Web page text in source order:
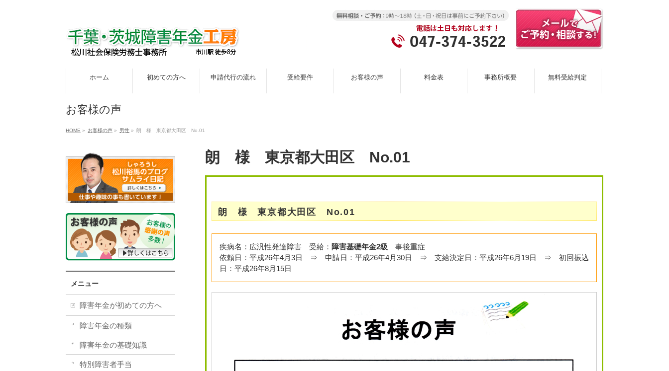
ホーム 初めての方へ 申請代行の流れ 受給要件 お客様の声 料金表 事務所概要 無料受給判定
お客様の声
HOME » お客様の声 » 男性 » 朗 様 東京都大田区 No.01
朗 様 東京都大田区 No.01
朗 様 東京都大田区 No.01
疾病名：広汎性発達障害 受給： 障害基礎年金2級 事後重症
依頼日：平成26年4月3日 ⇒ 申請日：平成26年4月30日 ⇒ 支給決定日：平成26年6月19日 ⇒ 初回振込
日：平成26年8月15日
メニュー
障害年金が初めての方へ
障害年金の種類
障害年金の基礎知識
特別障害者手当